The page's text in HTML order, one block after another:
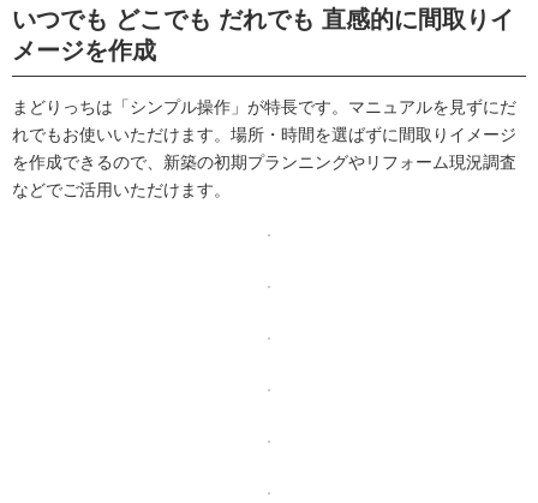
いつでも どこでも だれでも 直感的に間取りイ
メージを作成
まどりっちは「シンプル操作」が特長です。マニュアルを見ずにだ
れでもお使いいただけます。場所・時間を選ばずに間取りイメージ
を作成できるので、新築の初期プランニングやリフォーム現況調査
などでご活用いただけます。